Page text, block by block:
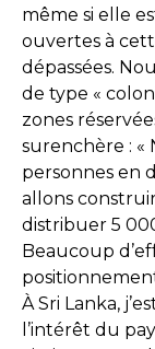
même si elle
ouvertes à
dépassées.
de type «
zones
surenchère : «
personnes en
allons
distribuer 5
Beaucoup
À Sri Lanka,
l’intérêt du